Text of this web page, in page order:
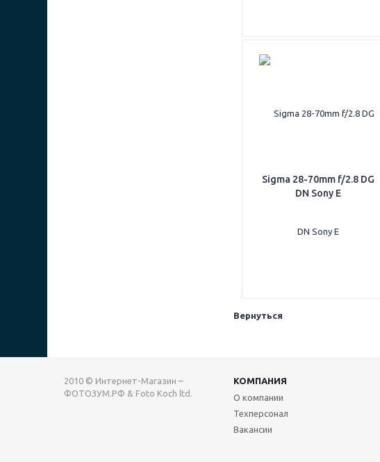
Sigma 28-70mm f/2.8 DG
DN Sony E
Вернуться
2010 © Интернет-Магазин –
ФОТОЗУМ.РФ & Foto Koch ltd.
КОМПАНИЯ
О компании
Техперсонал
Вакансии